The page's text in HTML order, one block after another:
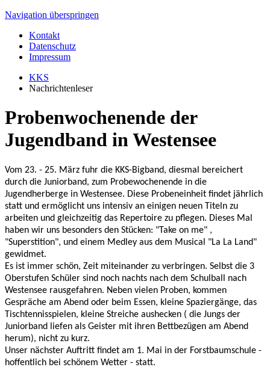
Navigation überspringen
Kontakt
Datenschutz
Impressum
KKS
Nachrichtenleser
Probenwochenende der
Jugendband in Westensee
Vom 23. - 25. März fuhr die KKS-Bigband, diesmal bereichert
durch die Juniorband, zum Probewochenende in die
Jugendherberge in Westensee. Diese Probeneinheit findet jährlich
statt und ermöglicht uns intensiv an einigen neuen Titeln zu
arbeiten und gleichzeitig das Repertoire zu pflegen. Dieses Mal
haben wir uns besonders den Stücken: "Take on me" ,
"Superstition", und einem Medley aus dem Musical "La La Land"
gewidmet.
Es ist immer schön, Zeit miteinander zu verbringen. Selbst die 3
Oberstufen Schüler sind noch nachts nach dem Schulball nach
Westensee rausgefahren. Neben vielen Proben, kommen
Gespräche am Abend oder beim Essen, kleine Spaziergänge, das
Tischtennisspielen, kleine Streiche aushecken ( die Jungs der
Juniorband liefen als Geister mit ihren Bettbezügen am Abend
herum), nicht zu kurz.
Unser nächster Auftritt findet am 1. Mai in der Forstbaumschule -
hoffentlich bei schönem Wetter - statt.